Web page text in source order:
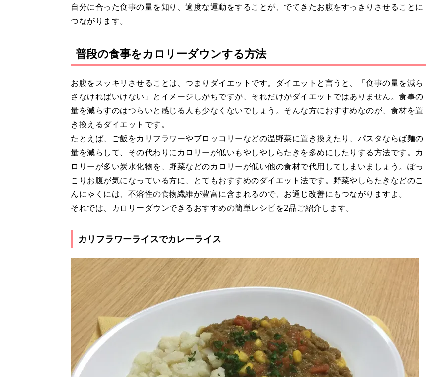
自分に合った食事の量を知り、適度な運動をすることが、でてきたお腹をすっきりさせることに
つながります。
普段の食事をカロリーダウンする方法
お腹をスッキリさせることは、つまりダイエットです。ダイエットと言うと、「食事の量を減ら
さなければいけない」とイメージしがちですが、それだけがダイエットではありません。食事の
量を減らすのはつらいと感じる人も少なくないでしょう。そんな方におすすめなのが、食材を置
き換えるダイエットです。
たとえば、ご飯をカリフラワーやブロッコリーなどの温野菜に置き換えたり、パスタならば麺の
量を減らして、その代わりにカロリーが低いもやしやしらたきを多めにしたりする方法です。カ
ロリーが多い炭水化物を、野菜などのカロリーが低い他の食材で代用してしまいましょう。ぽっ
こりお腹が気になっている方に、とてもおすすめのダイエット法です。野菜やしらたきなどのこ
んにゃくには、不溶性の食物繊維が豊富に含まれるので、お通じ改善にもつながりますよ。
それでは、カロリーダウンできるおすすめの簡単レシピを2品ご紹介します。
カリフラワーライスでカレーライス